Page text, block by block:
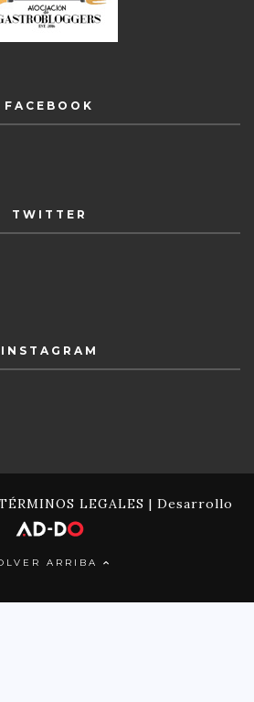
FACEBOOK
TWITTER
INSTAGRAM
LEGALES | Desarrollo
ARRIBA